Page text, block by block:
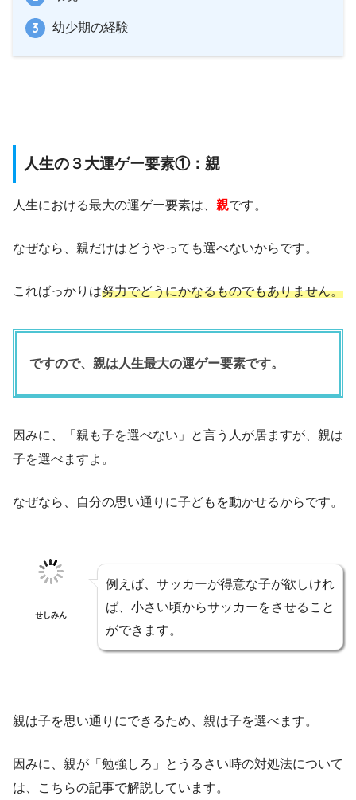
幼少期の経験
人生の３大運ゲー要素①：親
人生における最大の運ゲー要素は、 親です。
なぜなら、親だけはどうやっても選べないからです。
こればっかりは努力でどうにかなるものでもありません。
ですので、親は人生最大の運ゲー要素です。
因みに、「親も子を選べない」と言う人が居ますが、親は
子を選べますよ。
なぜなら、自分の思い通りに子どもを動かせるからです。
せしみん
例えば、サッカーが得意な子が欲しけれ
ば、小さい頃からサッカーをさせること
ができます。
親は子を思い通りにできるため、親は子を選べます。
因みに、親が「勉強しろ」とうるさい時の対処法について
は、こちらの記事で解説しています。